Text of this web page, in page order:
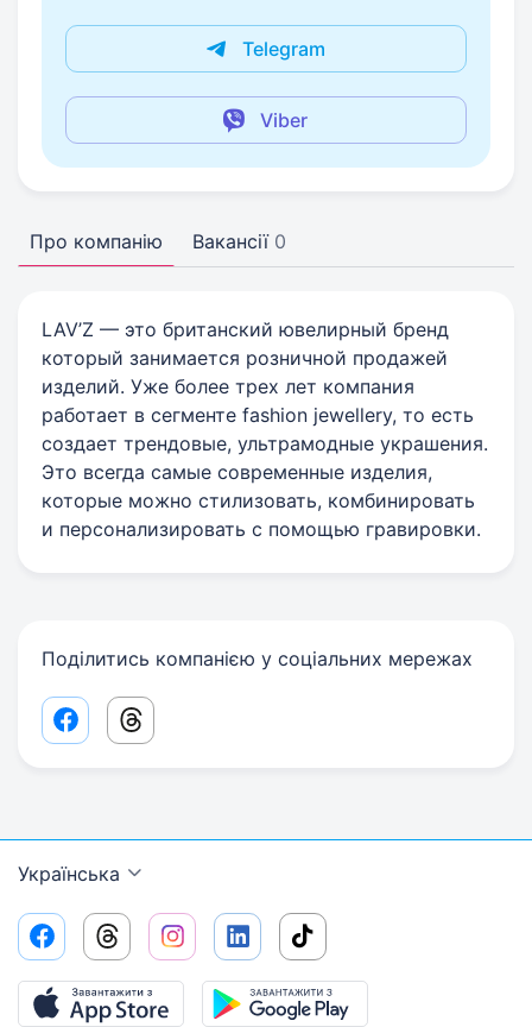
Telegram
Viber
Про компанію Вакансії 0
LAV’Z — это британский ювелирный бренд
который занимается розничной продажей
изделий. Уже более трех лет компания
работает в сегменте fashion jewellery, то есть
создает трендовые, ультрамодные украшения.
Это всегда самые современные изделия,
которые можно стилизовать, комбинировать
и персонализировать с помощью гравировки.
Поділитись компанією у соціальних мережах
Facebook share link
Threads share link
Українська